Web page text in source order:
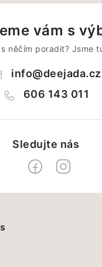
vám s
něčím poradit? Jsme
info@deejada.cz
606 143 011